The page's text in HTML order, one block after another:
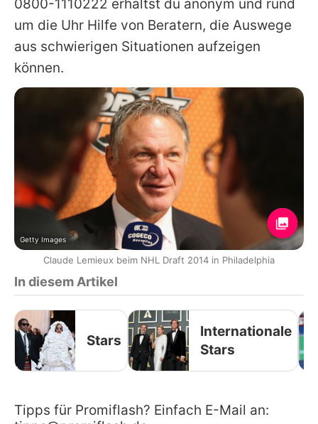
0800-1110222 erhältst du anonym und rund
um die Uhr Hilfe von Beratern, die Auswege
aus schwierigen Situationen aufzeigen
können.
Getty Images
Claude Lemieux beim NHL Draft 2014 in Philadelphia
In diesem Artikel
Stars
Internationale
Stars
Tipps für Promiflash? Einfach E-Mail an: